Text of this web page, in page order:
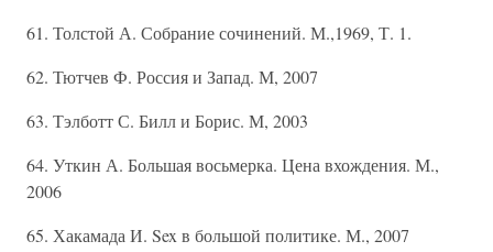
61. Толстой А. Собрание сочинений. М.,1969, Т. 1.
62. Тютчев Ф. Россия и Запад. М, 2007
63. Тэлботт С. Билл и Борис. М, 2003
64. Уткин А. Большая восьмерка. Цена вхождения. М.,
2006
65. Хакамада И. Sex в большой политике. М., 2007